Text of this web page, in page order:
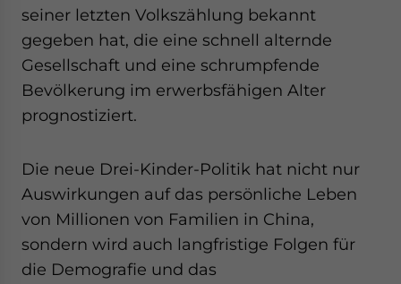
seiner letzten Volkszählung bekannt
gegeben hat, die eine schnell alternde
Gesellschaft und eine schrumpfende
Bevölkerung im erwerbsfähigen Alter
prognostiziert.
Die neue Drei-Kinder-Politik hat nicht nur
Auswirkungen auf das persönliche Leben
von Millionen von Familien in China,
sondern wird auch langfristige Folgen für
die Demografie und das